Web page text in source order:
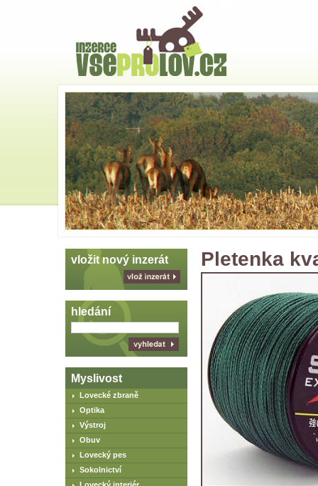
Pletenka
vložit nový inzerát
vlož
hledání
Myslivost
Lovecké zbraně
Optika
Výstroj
Obuv
Lovecký pes
Sokolnictví
strana
Skoč